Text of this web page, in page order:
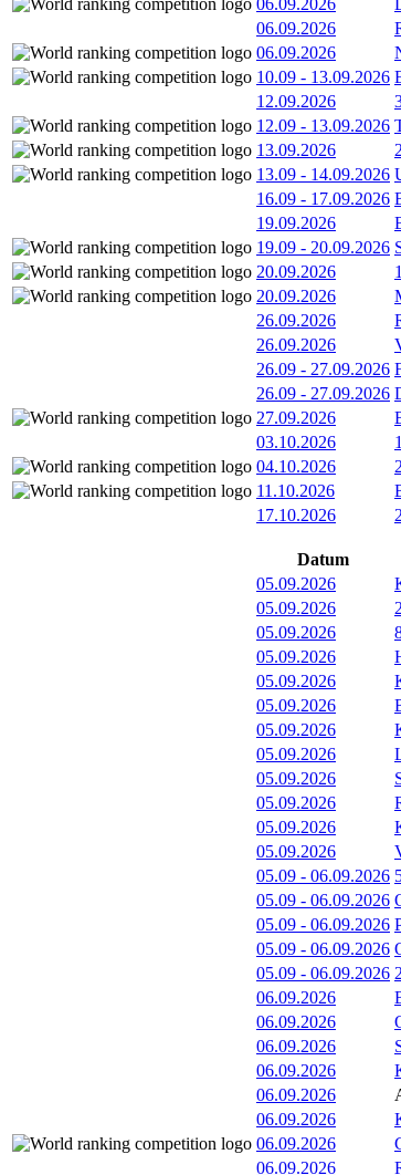
06.09.2026
06.09.2026
10.09 - 13.09.2026
12.09.2026
12.09 - 13.09.2026
13.09.2026
13.09 - 14.09.2026
16.09 - 17.09.2026
19.09.2026
19.09 - 20.09.2026
20.09.2026
20.09.2026
26.09.2026
26.09.2026
26.09 - 27.09.2026
26.09 - 27.09.2026
27.09.2026
03.10.2026
04.10.2026
11.10.2026
17.10.2026
Datum
05.09.2026
05.09.2026
05.09.2026
05.09.2026
05.09.2026
05.09.2026
05.09.2026
05.09.2026
05.09.2026
05.09.2026
05.09.2026
05.09.2026
05.09 - 06.09.2026
05.09 - 06.09.2026
05.09 - 06.09.2026
05.09 - 06.09.2026
05.09 - 06.09.2026
06.09.2026
06.09.2026
06.09.2026
06.09.2026
06.09.2026
06.09.2026
06.09.2026
06.09.2026